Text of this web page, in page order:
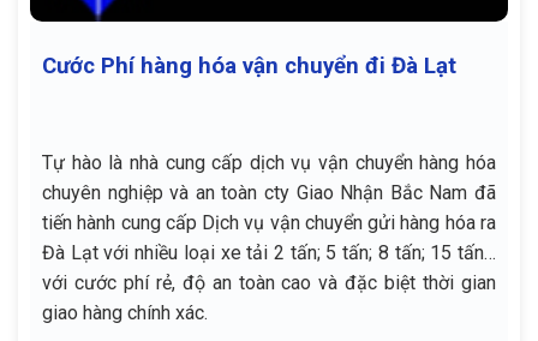
Cước Phí hàng hóa vận chuyển đi Đà Lạt
Tự hào là nhà cung cấp dịch vụ vận chuyển hàng hóa
chuyên nghiệp và an toàn cty Giao Nhận Bắc Nam đã
tiến hành cung cấp Dịch vụ vận chuyển gửi hàng hóa ra
Đà Lạt với nhiều loại xe tải 2 tấn; 5 tấn; 8 tấn; 15 tấn…
với cước phí rẻ, độ an toàn cao và đặc biệt thời gian
giao hàng chính xác.